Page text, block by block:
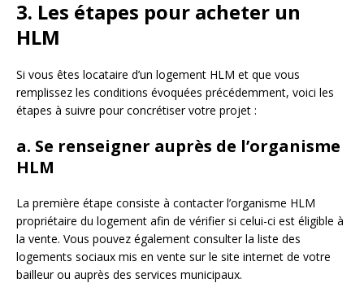
3. Les étapes pour acheter un
HLM
Si vous êtes locataire d’un logement HLM et que vous
remplissez les conditions évoquées précédemment, voici les
étapes à suivre pour concrétiser votre projet :
a. Se renseigner auprès de l’organisme
HLM
La première étape consiste à contacter l’organisme HLM
propriétaire du logement afin de vérifier si celui-ci est éligible à
la vente. Vous pouvez également consulter la liste des
logements sociaux mis en vente sur le site internet de votre
bailleur ou auprès des services municipaux.